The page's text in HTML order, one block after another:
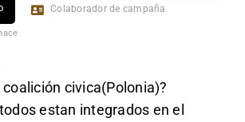
Colaborador de campaña
coalición civica(Polonia)?
estan integrados en el